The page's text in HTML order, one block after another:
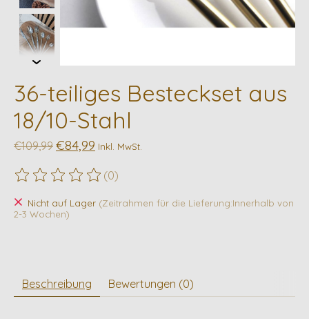
36-teiliges Besteckset aus
18/10-Stahl
€109,99 €84,99 Inkl. MwSt.
Die Bewertung dieses Produkts ist
(0)
Nicht auf Lager (Zeitrahmen für die Lieferung:Innerhalb von
2-3 Wochen)
Beschreibung Bewertungen (0)